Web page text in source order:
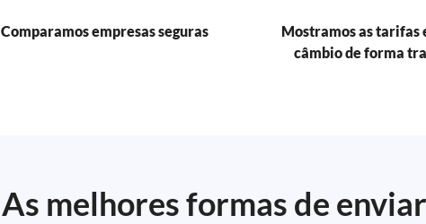
Comparamos empresas seguras
Mostramos as tarifas
câmbio de forma
As melhores formas de